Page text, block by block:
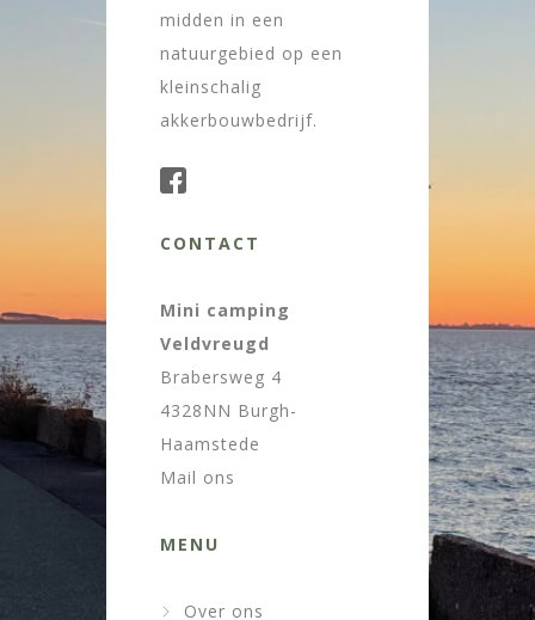
midden in een
natuurgebied op een
kleinschalig
akkerbouwbedrijf.
CONTACT
Mini camping
Veldvreugd
Brabersweg 4
4328NN Burgh-
Haamstede
Mail ons
MENU
Over ons